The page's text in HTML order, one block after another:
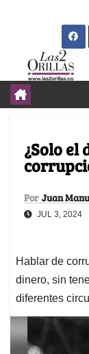
¿Solo
Por Juan
JUL 3, 2024
Hablar de
dinero, sin
diferentes